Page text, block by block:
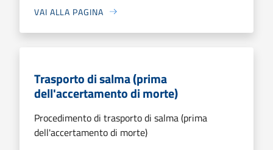
VAI ALLA PAGINA
Trasporto di salma (prima
dell'accertamento di morte)
Procedimento di trasporto di salma (prima
dell'accertamento di morte)